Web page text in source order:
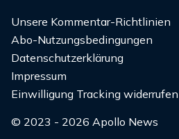
Unsere Kommentar-Richtlinien
Abo-Nutzungsbedingungen
Datenschutzerklärung
Impressum
Einwilligung Tracking widerrufen
© 2023 - 2026 Apollo News